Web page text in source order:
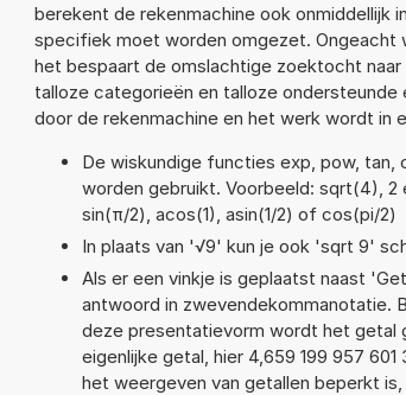
berekent de rekenmachine ook onmiddellijk
specifiek moet worden omgezet. Ongeacht
het bespaart de omslachtige zoektocht
talloze categorieën en talloze
door de rekenmachine en het werk wordt in
De wiskundige functies exp, pow, tan,
worden gebruikt. Voorbeeld: sqrt(4), 2
sin(π/2), acos(1), asin(1/2) of cos(pi/2)
In plaats van '√9' kun je ook 'sqrt 9'
Als er een vinkje is geplaatst naast
antwoord in zwevendekommanotatie.
deze presentatievorm wordt het getal
eigenlijke getal, hier 4,659 199 957
het weergeven van getallen beperkt